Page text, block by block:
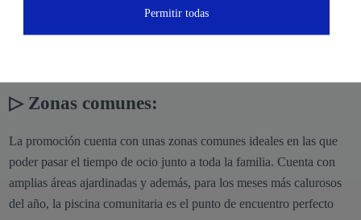
de Barcelona en pocos minutos.
▷ Zonas comunes:
La promoción cuenta con unas zonas comunes ideales en las que
poder pasar el tiempo de ocio junto a toda la familia. Cuenta con
amplias áreas ajardinadas y además, para los meses más calurosos
del año, la piscina comunitaria es el punto de encuentro perfecto
Permitir todas